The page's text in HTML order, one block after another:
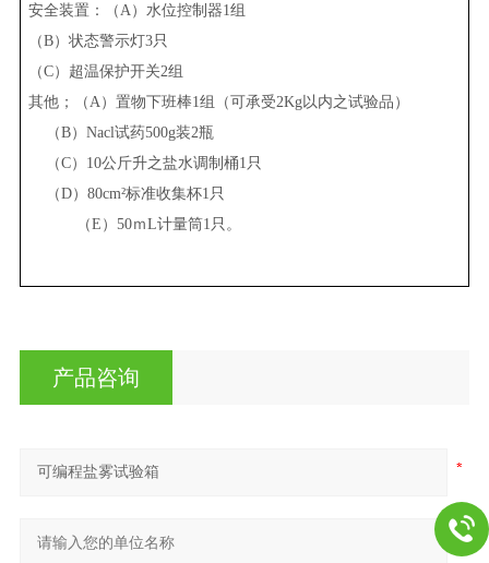
安全装置：（ A）水位控制器1组
（B）状态警示灯3只
（C）超温保护开关2组
其他；（ A）置物下班棒1组（可承受2Kg以内之试验品）
（B）Nacl试药500g装2瓶
（C）10公斤升之盐水调制桶1只
（D）80cm²标准收集杯1只
（E）50ｍL计量筒1只。
产品咨询